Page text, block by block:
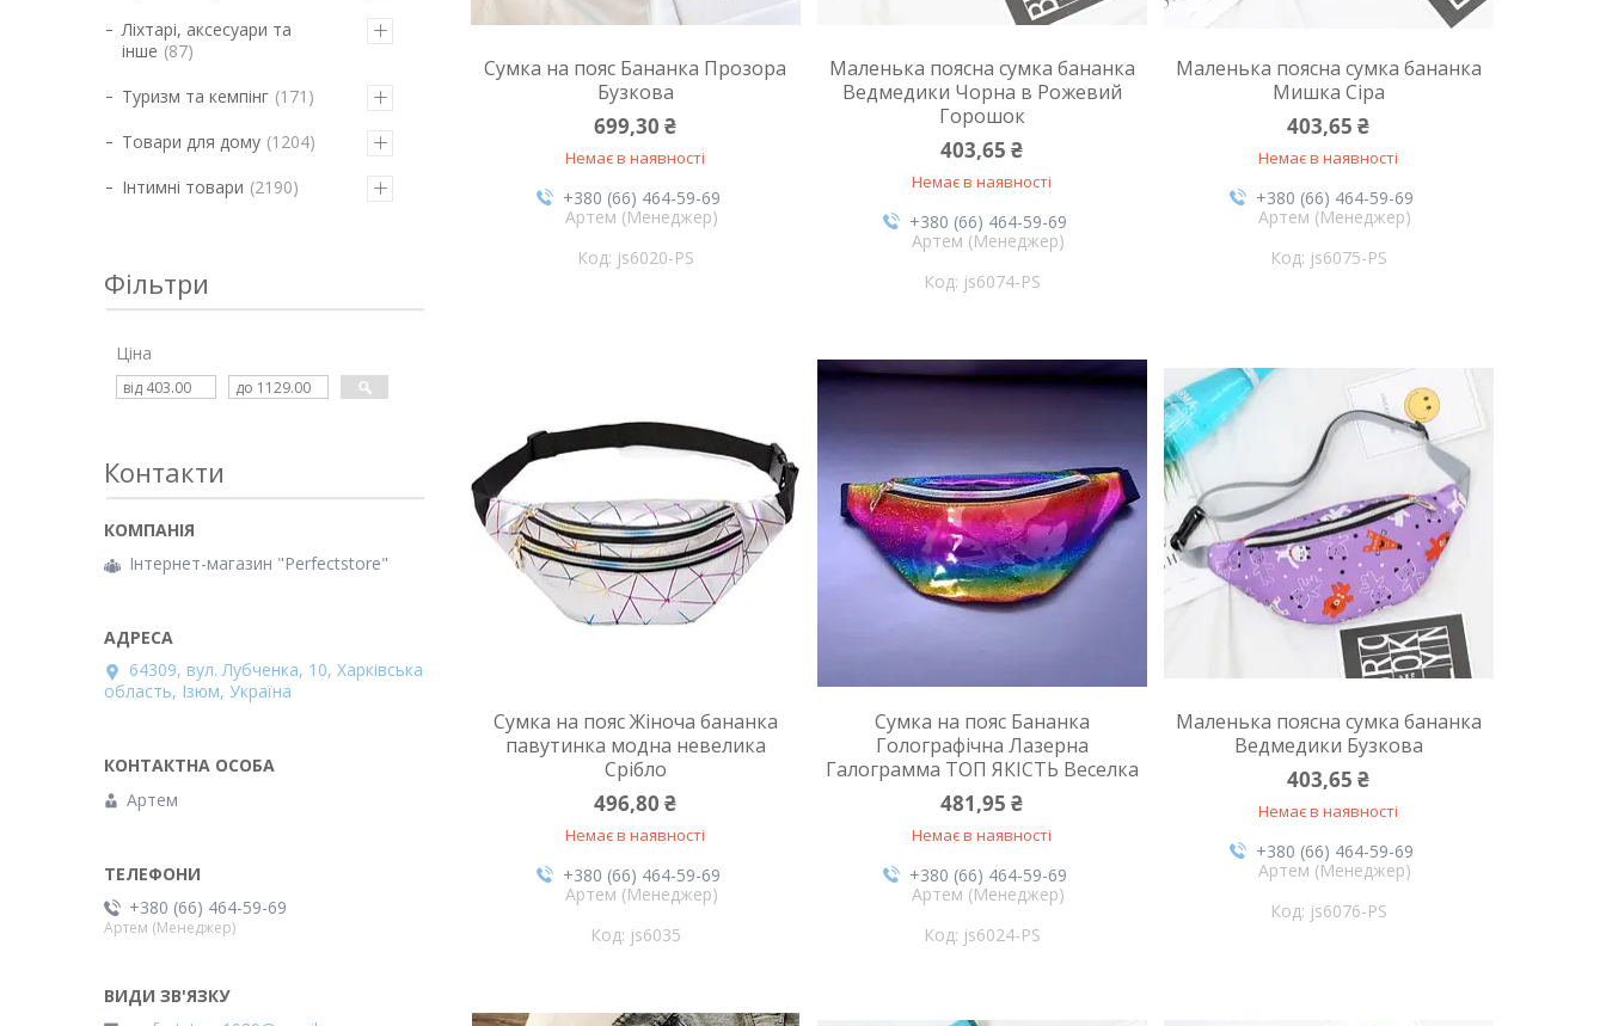
Сумка на пояс Бананка Прозора
Бузкова
699,30 ₴
Немає в наявності
+380 (66) 464-59-69
Артем (Менеджер)
js6020-PS
Маленька поясна сумка бананка
Ведмедики Чорна в Рожевий
Горошок
403,65 ₴
Немає в наявності
+380 (66) 464-59-69
Артем (Менеджер)
js6074-PS
Маленька поясна сумка бананка
Мишка Сіра
403,65 ₴
Немає в наявності
+380 (66) 464-59-69
Артем (Менеджер)
js6075-PS
Сумка на пояс Жіноча бананка
павутинка модна невелика
Срібло
496,80 ₴
Немає в наявності
+380 (66) 464-59-69
Артем (Менеджер)
js6035
Сумка на пояс Бананка
Голографічна Лазерна
Галограмма ТОП ЯКІСТЬ Веселка
481,95 ₴
Немає в наявності
+380 (66) 464-59-69
Артем (Менеджер)
js6024-PS
Маленька поясна сумка бананка
Ведмедики Бузкова
403,65 ₴
Немає в наявності
+380 (66) 464-59-69
Артем (Менеджер)
js6076-PS
Ліхтарі, аксесуари та
інше 87
Туризм та кемпінг 171
Товари для дому 1204
Інтимні товари 2190
Фільтри
Ціна
Контакти
Інтернет-магазин "Perfectstore"
64309, вул. Лубченка, 10, Харківська
область, Ізюм, Україна
Артем
+380 (66) 464-59-69
Артем (Менеджер)